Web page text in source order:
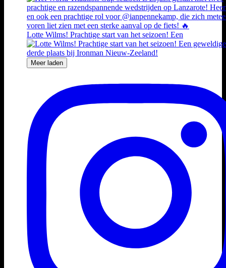
Lotte Wilms! Prachtige start van het seizoen! Een
Meer laden